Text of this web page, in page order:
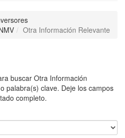
Otra Información Relevante
buscar Otra Información
palabra(s) clave. Deje los campos
completo.